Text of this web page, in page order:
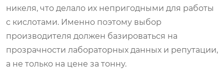
никеля, что делало их непригодными для работы
с кислотами. Именно поэтому выбор
производителя должен базироваться на
прозрачности лабораторных данных и репутации,
а не только на цене за тонну.